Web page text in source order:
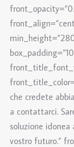
che credete
a contattarci.
soluzione
vostro futuro.”